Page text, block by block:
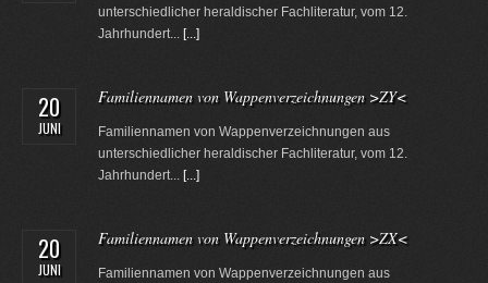
unterschiedlicher heraldischer Fachliteratur, vom 12.
Jahrhundert... [...]
20
JUNI
Familiennamen von Wappenverzeichnungen >ZY<
Familiennamen von Wappenverzeichnungen aus
unterschiedlicher heraldischer Fachliteratur, vom 12.
Jahrhundert... [...]
20
JUNI
Familiennamen von Wappenverzeichnungen >ZX<
Familiennamen von Wappenverzeichnungen aus